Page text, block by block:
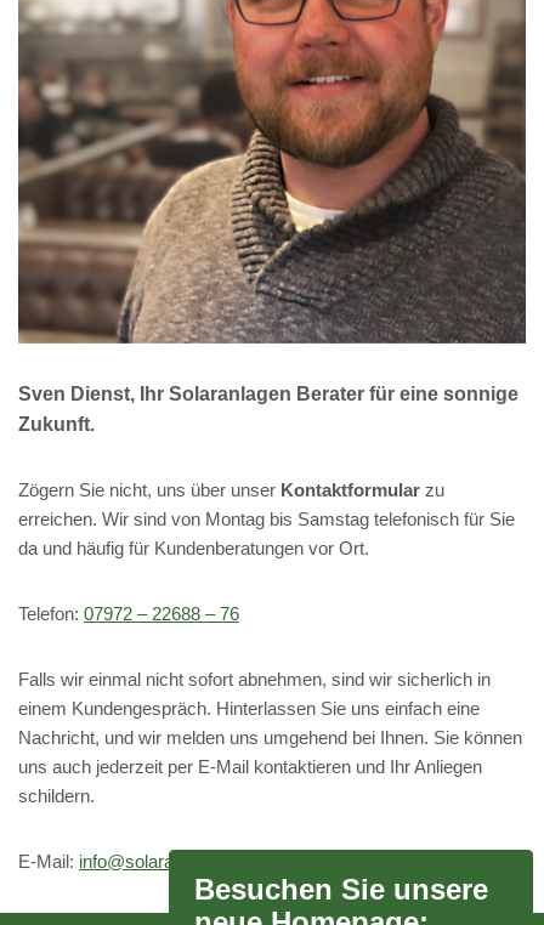
Sven Dienst, Ihr Solaranlagen Berater für eine sonnige
Zukunft.
Zögern Sie nicht, uns über unser Kontaktformular zu
erreichen. Wir sind von Montag bis Samstag telefonisch für Sie
da und häufig für Kundenberatungen vor Ort.
Telefon: 07972 – 22688 – 76
Falls wir einmal nicht sofort abnehmen, sind wir sicherlich in
einem Kundengespräch. Hinterlassen Sie uns einfach eine
Nachricht, und wir melden uns umgehend bei Ihnen. Sie können
uns auch jederzeit per E-Mail kontaktieren und Ihr Anliegen
schildern.
E-Mail: info@solaranlagen-photovoltaikanlagen.com
Besuchen Sie unsere